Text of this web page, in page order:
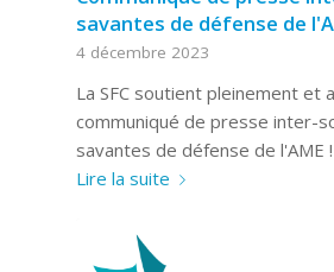
savantes de défense de
4 décembre 2023
La SFC soutient pleinement et
communiqué de presse inter-
savantes de défense de l'AME !
Lire la suite